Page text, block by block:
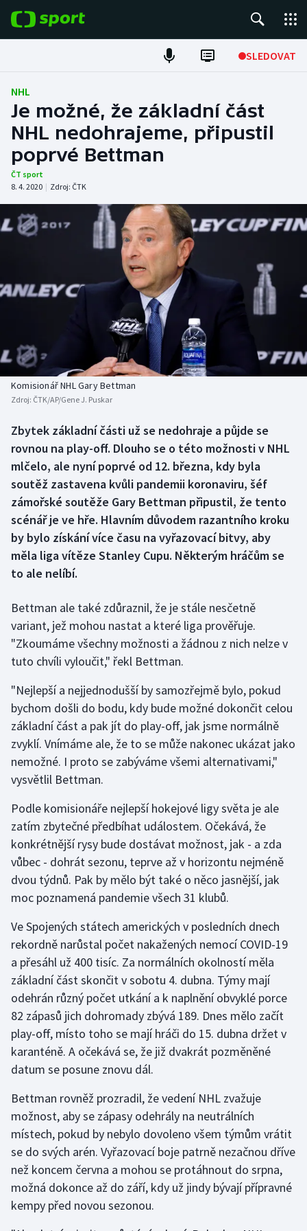
SLEDOVAT
ME v atletice
ME v plavání
Fotbal
Hokej
Tenis
Americký fotbal
Baseball a softbal
Basketbal
Boby a skeleton
Box
Curling
Cyklistika
Dostihy
Florbal
Futsal
Gymnastika
Házená
Jezdectví
Judo
Krasobruslení
Lezení
Moderní pětiboj
Motorsport
Olympijské hry
Parasport
Plavání
Plážový volejbal
Ragby
Rychlobruslení
Rychlostní kanoistika
NEPŘEHLÉDNĚTE
Historické návraty
Aplikace ČT sport
NHL
Je možné, že základní část
NHL nedohrajeme, připustil
poprvé Bettman
ČT sport
8. 4. 2020 | Zdroj: ČTK
Komisionář NHL Gary Bettman
Zdroj: ČTK/AP/Gene J. Puskar
Zbytek základní části už se nedohraje a půjde se
rovnou na play-off. Dlouho se o této možnosti v NHL
mlčelo, ale nyní poprvé od 12. března, kdy byla
soutěž zastavena kvůli pandemii koronaviru, šéf
zámořské soutěže Gary Bettman připustil, že tento
scénář je ve hře. Hlavním důvodem razantního kroku
by bylo získání více času na vyřazovací bitvy, aby
měla liga vítěze Stanley Cupu. Některým hráčům se
to ale nelíbí.
Bettman ale také zdůraznil, že je stále nesčetně
variant, jež mohou nastat a které liga prověřuje.
"Zkoumáme všechny možnosti a žádnou z nich nelze v
tuto chvíli vyloučit," řekl Bettman.
"Nejlepší a nejjednodušší by samozřejmě bylo, pokud
bychom došli do bodu, kdy bude možné dokončit celou
základní část a pak jít do play-off, jak jsme normálně
zvyklí. Vnímáme ale, že to se může nakonec ukázat jako
nemožné. I proto se zabýváme všemi alternativami,"
vysvětlil Bettman.
Podle komisionáře nejlepší hokejové ligy světa je ale
zatím zbytečné předbíhat událostem. Očekává, že
konkrétnější rysy bude dostávat možnost, jak - a zda
vůbec - dohrát sezonu, teprve až v horizontu nejméně
dvou týdnů. Pak by mělo být také o něco jasnější, jak
moc poznamená pandemie všech 31 klubů.
Ve Spojených státech amerických v posledních dnech
rekordně narůstal počet nakažených nemocí COVID-19
a přesáhl už 400 tisíc. Za normálních okolností měla
základní část skončit v sobotu 4. dubna. Týmy mají
odehrán různý počet utkání a k naplnění obvyklé porce
82 zápasů jich dohromady zbývá 189. Dnes mělo začít
play-off, místo toho se mají hráči do 15. dubna držet v
karanténě. A očekává se, že již dvakrát pozměněné
datum se posune znovu dál.
Bettman rovněž prozradil, že vedení NHL zvažuje
možnost, aby se zápasy odehrály na neutrálních
místech, pokud by nebylo dovoleno všem týmům vrátit
se do svých arén. Vyřazovací boje patrně nezačnou dříve
než koncem června a mohou se protáhnout do srpna,
možná dokonce až do září, kdy už jindy bývají přípravné
kempy před novou sezonou.